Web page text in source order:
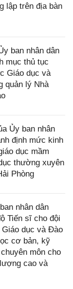
lập trên địa bàn
ban nhân dân
mục thủ tục
Giáo dục và
quản lý Nhà
Ủy ban nhân
định mức kinh
dục mầm
thường xuyên
Phòng
nhân dân
Tiến sĩ cho đội
dục và Đào
cơ bản, kỹ
môn cho
cao và